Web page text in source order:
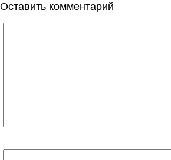
Оставить комментарий